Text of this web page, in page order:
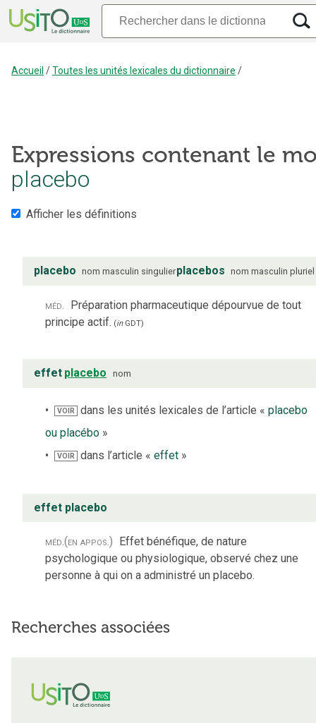
Accueil /Toutes les unités lexicales du dictionnaire /
Expressions contenant le
placebo
Afficher les définitions
placebo nom masculin singulierplacebos nom masculin pluriel
méd. Préparation pharmaceutique dépourvue de tout
principe actif. (inGDT)
effet placebo nom
VOIR dans les unités lexicales de l’article «placebo
ou placébo »
VOIR dans l’article «effet »
effet placebo
méd.(en appos.) Effet bénéfique, de nature
psychologique ou physiologique, observé chez une
personne à qui on a administré un placebo.
Recherches associées